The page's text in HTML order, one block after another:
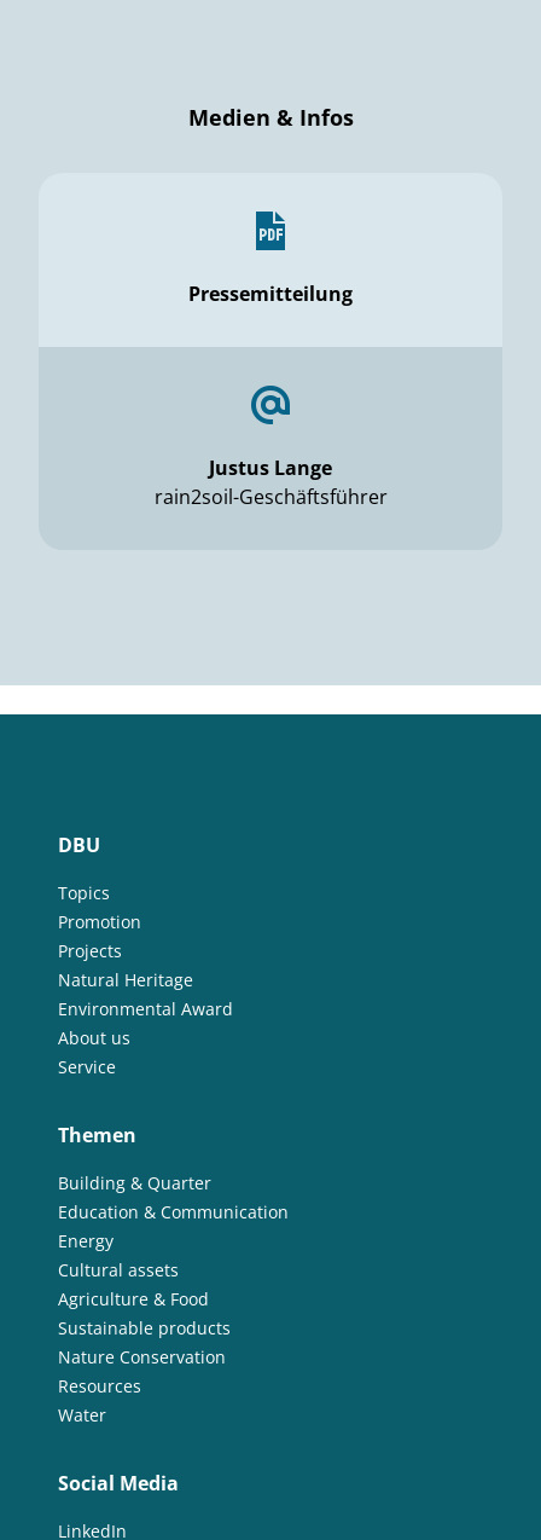
Medien & Infos
Pressemitteilung
Justus Lange
rain2soil-Geschäftsführer
DBU
Topics
Promotion
Projects
Natural Heritage
Environmental Award
About us
Service
Themen
Building & Quarter
Education & Communication
Energy
Cultural assets
Agriculture & Food
Sustainable products
Nature Conservation
Resources
Water
Social Media
LinkedIn